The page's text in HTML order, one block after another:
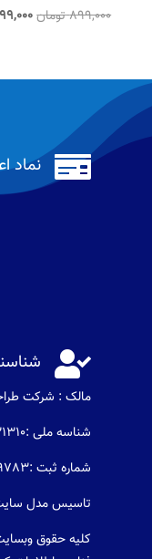
899,000تومانقیمت
بود.
 نماد

مالک : شرکت
شناسه ملی :14012931310
شماره ثبت :19783
تاسیس مدل سایت :
کلیه حقوق